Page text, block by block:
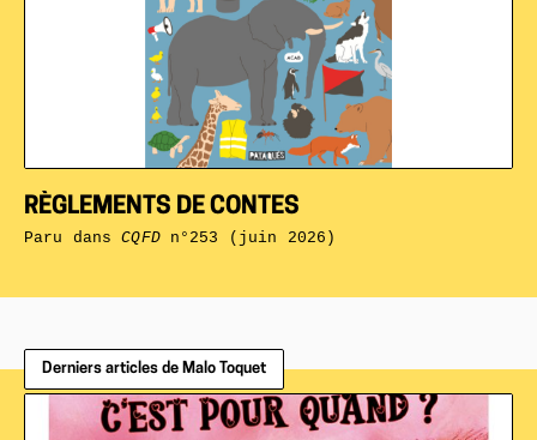
RÈGLEMENTS DE CONTES
Paru dansCQFDn°253 (juin 2026)
Derniers articles de Malo Toquet